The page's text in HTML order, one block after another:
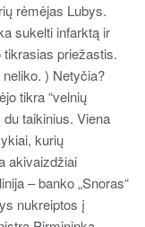
rėmėjas Lubys.
sukelti infarktą ir
priežastis.
) Netyčia?
tikra “velnių
taikinius. Viena
kurių
akivaizdžiai
– banko „Snoras“
nukreiptos į